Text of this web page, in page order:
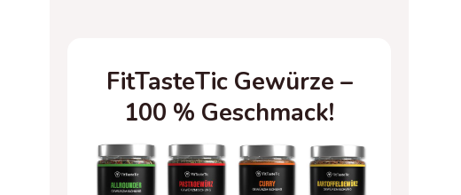
FitTasteTic Gewürze –
100 % Geschmack!